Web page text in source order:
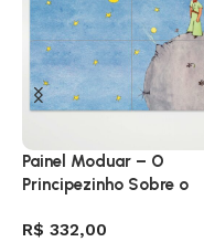
Painel Moduar – O
Principezinho Sobre o
R$ 332,00